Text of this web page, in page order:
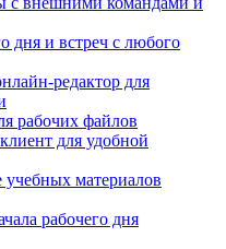
дня и встреч с любого
редактор для
рабочих файлов
для удобной
учебных материалов
рабочего дня